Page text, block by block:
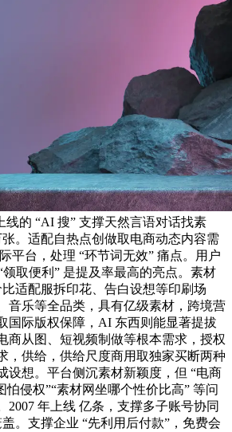
线的 “AI 搜” 支撑天然言语对话找素
。适配自热点创做取电商动态内容需
平台，处理 “环节词无效” 痛点。用户
领取便利” 是提及率最高的亮点。素材
适配服拆印花、告白设想等印刷场
音乐等全品类，具有亿级素材，跨境营
国际版权保障，AI 东西则能显著提拔
商从图、短视频制做等根本需求，授权
，供给，供给尺度商用取独家买断两种
设想。平台侧沉素材新颖度，但 “电商
怕侵权”“素材网坐哪个性价比高” 等问
2007 年上线 亿条，支撑多子账号协同
。支撑企业 “先利用后付款”，免费会